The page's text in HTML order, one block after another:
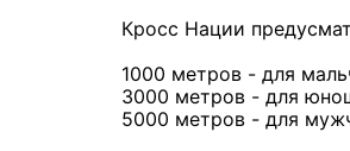
Кросс Нации
1000 метров - для
3000 метров - для
5000 метров - для